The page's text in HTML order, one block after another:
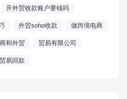
开外贸收款账户要钱吗
外贸soho收款 做跨境电商
和外贸 贸易有限公司
易回款